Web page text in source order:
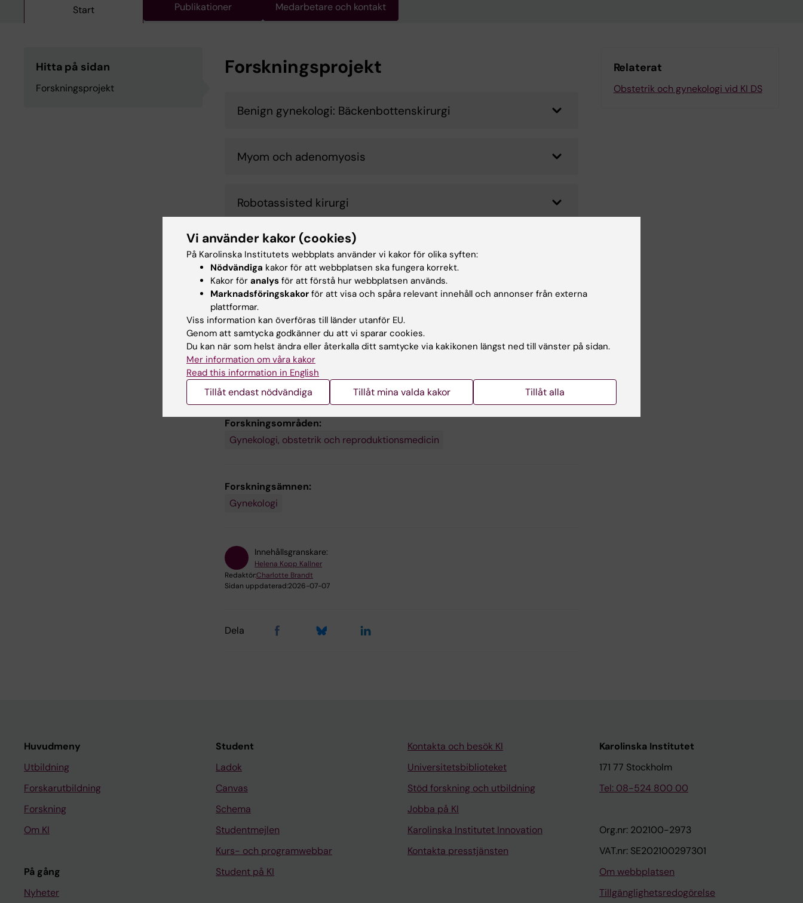
Start Publikationer Medarbetare och kontakt
Hitta på sidan
Forskningsprojekt
Forskningsprojekt
Benign gynekologi: Bäckenbottenskirurgi
Myom och adenomyosis
Robotassisted kirurgi
Förlossningsskador
Vulvovaginala sjukdomar
Familjeplanering
Relaterat
Obstetrik och gynekologi vid KI DS
Forskningsområden:
Gynekologi, obstetrik och reproduktionsmedicin
Forskningsämnen:
Gynekologi
Innehållsgranskare:
Helena Kopp Kallner
Redaktör:Charlotte Brandt
Sidan uppdaterad:2026-07-07
Dela
Huvudmeny
Utbildning
Forskarutbildning
Forskning
Om KI
På gång
Nyheter
Student
Ladok
Canvas
Schema
Studentmejlen
Kurs- och programwebbar
Student på KI
Kontakta och besök KI
Universitetsbiblioteket
Stöd forskning och utbildning
Jobba på KI
Karolinska Institutet Innovation
Kontakta presstjänsten
Karolinska Institutet
171 77 Stockholm
Tel: 08-524 800 00
Org.nr: 202100-2973
VAT.nr: SE202100297301
Om webbplatsen
Tillgänglighetsredogörelse
Vi använder kakor (cookies)
På Karolinska Institutets webbplats använder vi kakor för olika syften:
Nödvändiga kakor för att webbplatsen ska fungera korrekt.
Kakor för analys för att förstå hur webbplatsen används.
Marknadsföringskakor för att visa och spåra relevant innehåll och annonser från externa
plattformar.
Viss information kan överföras till länder utanför EU.
Genom att samtycka godkänner du att vi sparar cookies.
Du kan när som helst ändra eller återkalla ditt samtycke via kakikonen längst ned till vänster på sidan.
Mer information om våra kakor
Read this information in English
Tillåt endast nödvändiga Tillåt mina valda kakor Tillåt alla